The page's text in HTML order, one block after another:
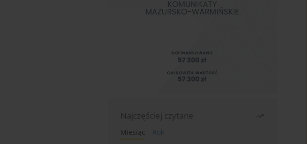
Najczęściej czytane
Miesiąc
Rok